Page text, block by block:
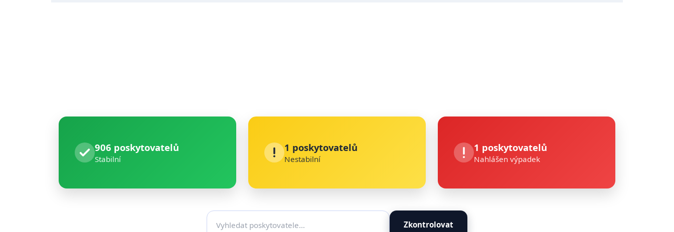
906 poskytovatelů
Stabilní
1 poskytovatelů
Nestabilní
1 poskytovatelů
Nahlášen výpadek
Zkontrolovat